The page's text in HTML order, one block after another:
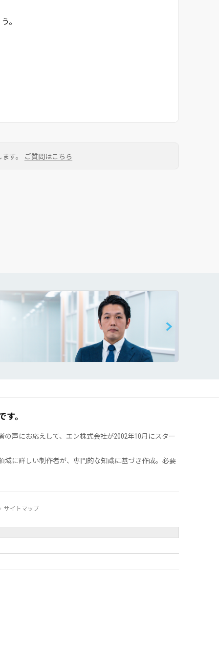
。
す。 ご質問はこちら
。
声にお応えして、エン株式会社が2002年10月にスター
域に詳しい制作者が、専門的な知識に基づき作成。必要
サイトマップ